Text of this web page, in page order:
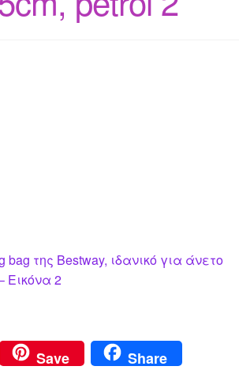
της Bestway, ιδανικό για άνετο
Εικόνα 2
Save Share